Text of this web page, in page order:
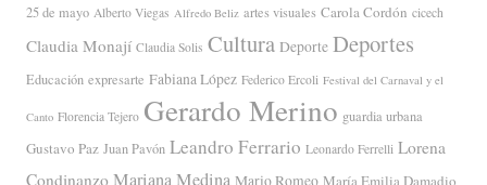
25 de mayo Alberto Viegas Alfredo Beliz artes visuales Carola Cordón cicech
Claudia Monají Claudia Solis Cultura Deporte Deportes
Educación expresarte Fabiana López Federico Ercoli Festival del Carnaval y el
Canto Florencia Tejero Gerardo Merino guardia urbana
Gustavo Paz Juan Pavón Leandro Ferrario Leonardo Ferrelli Lorena
Condinanzo Mariana Medina Mario Romeo María Emilia Damadio